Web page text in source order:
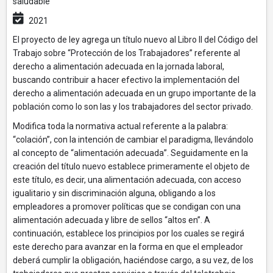
2021
El proyecto de ley agrega un título nuevo al Libro II del Código del
Trabajo sobre “Protección de los Trabajadores” referente al
derecho a alimentación adecuada en la jornada laboral,
buscando contribuir a hacer efectivo la implementación del
derecho a alimentación adecuada en un grupo importante de la
población como lo son las y los trabajadores del sector privado.
Modifica toda la normativa actual referente a la palabra:
“colación”, con la intención de cambiar el paradigma, llevándolo
al concepto de “alimentación adecuada”. Seguidamente en la
creación del título nuevo establece primeramente el objeto de
este título, es decir, una alimentación adecuada, con acceso
igualitario y sin discriminación alguna, obligando a los
empleadores a promover políticas que se condigan con una
alimentación adecuada y libre de sellos “altos en”. A
continuación, establece los principios por los cuales se regirá
este derecho para avanzar en la forma en que el empleador
deberá cumplir la obligación, haciéndose cargo, a su vez, de los